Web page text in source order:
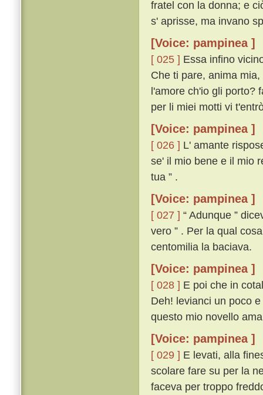
fratel con la donna; e
s' aprisse, ma invano
[Voice: pampinea ]
[ 025 ] Essa infino
Che ti pare, anima
l'amore ch'io gli porto?
per li miei motti vi
[Voice: pampinea ]
[ 026 ] L' amante
se' il mio bene e il mio
tua ” .
[Voice: pampinea ]
[ 027 ] “ Adunque ”
vero ” . Per la qual
centomilia la baciava.
[Voice: pampinea ]
[ 028 ] E poi che in
Deh! levianci un poco
questo mio novello
[Voice: pampinea ]
[ 029 ] E levati, alla
scolare fare su per la
faceva per troppo